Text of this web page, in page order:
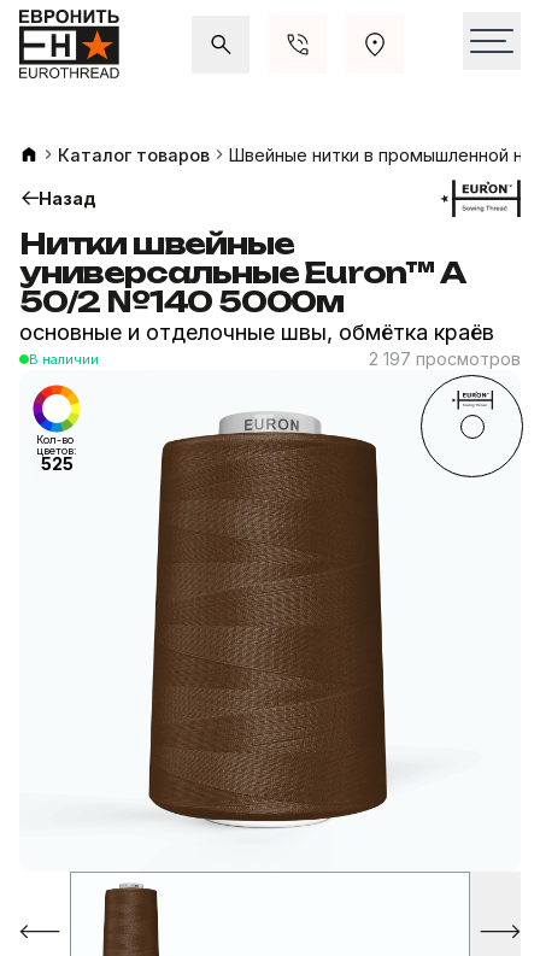
Каталог товаров Швейные нитки в промышленной
Назад
Нитки швейные
универсальные Euron™ A
50/2 №140 5000м
основные и отделочные швы, обмётка краёв
В наличии 2 197 просмотров
Кол-во
цветов:
525